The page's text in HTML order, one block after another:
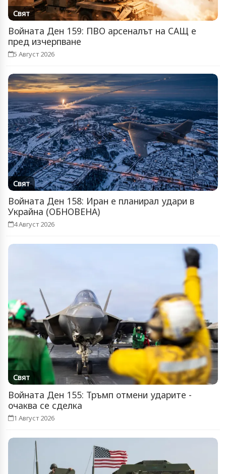
Свят
Войната Ден 159: ПВО арсеналът на САЩ е
пред изчерпване
5 Август 2026
Свят
Войната Ден 158: Иран е планирал удари в
Украйна (ОБНОВЕНА)
4 Август 2026
Свят
Войната Ден 155: Тръмп отмени ударите -
очаква се сделка
1 Август 2026